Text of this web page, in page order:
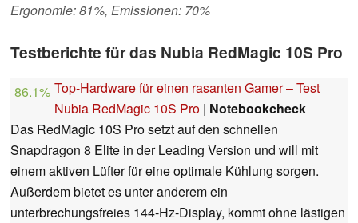
Ergonomie: 81%, Emissionen: 70%
Testberichte für das Nubia RedMagic 10S Pro
86.1% Top-Hardware für einen rasanten Gamer – Test
Nubia RedMagic 10S Pro | Notebookcheck
Das RedMagic 10S Pro setzt auf den schnellen
Snapdragon 8 Elite in der Leading Version und will mit
einem aktiven Lüfter für eine optimale Kühlung sorgen.
Außerdem bietet es unter anderem ein
unterbrechungsfreies 144-Hz-Display, kommt ohne lästigen